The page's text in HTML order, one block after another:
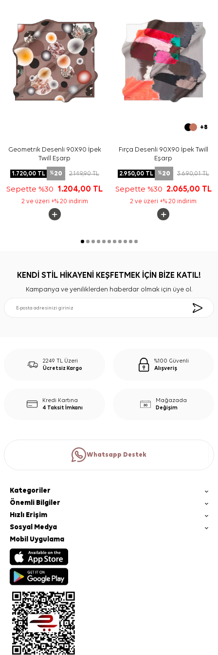
veya leke temizliği gerektiğinde
Aker İpek Eşarp
Şampuanıkullanmayı tercih edebilirsiniz.
Sıkça Sorulan Sorular
Siyah Beyaz İpek Tivil Kare Desenli Eşarp ölçüsü nedir?
Bu ürün hangi eşarp türüdür?
Deseni nasıl görünür?
Hangi renklerle kombinlenebilir?
Geometrik Desenli 90X90 İpek
Twill Eşarp
1.720,00TL %20 2.149,90TL
Sepette %30 1.204,00 TL
2 ve üzeri +% 20 indirim
+8
Fırça Desenli 90X90 İpek Twill
Eşarp
2.950,00TL %20 3.690,01TL
Sepette %30 2.065,00 TL
2 ve üzeri +% 20 indirim
KENDİ STİL HİKAYENİ KEŞFETMEK İÇİN BİZE KATIL!
Kampanya ve yeniliklerden haberdar olmak için üye ol.
2249 TL Üzeri
Ücretsiz Kargo
%100 Güvenli
Alışveriş
Kredi Kartına
4 Taksit İmkanı
Mağazada
Değişim
Whatsapp Destek
Kategoriler
Önemli Bilgiler
Hızlı Erişim
Sosyal Medya
Mobil Uygulama